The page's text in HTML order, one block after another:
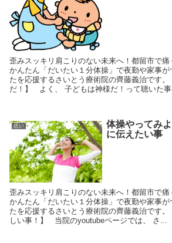
歪みスッキリ肩こりのない未来へ！都留市で痛
かんたん「だいたい１分体操」で夜勤や家事
たを応援するさいとう療術院の齊藤義治です。
だ！】 よく、 子どもは神様だ！って聴いた事
思い
体操やってみ
に伝えたい事
歪みスッキリ肩こりのない未来へ！都留市で痛
かんたん「だいたい１分体操」で夜勤や家事
たを応援するさいとう療術院の齊藤義治です
しい事！】 当院のyoutubeページでは、 さ...